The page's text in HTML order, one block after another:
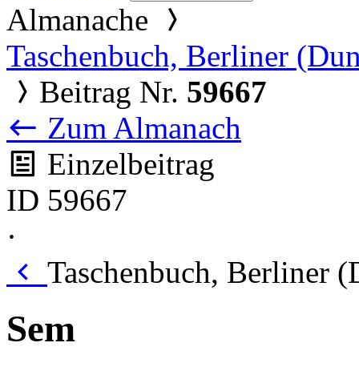
Almanache
Taschenbuch, Berliner
Beitrag Nr. 59667
Zum Almanach
Einzelbeitrag
ID 59667
·
Taschenbuch, Berliner
Sem